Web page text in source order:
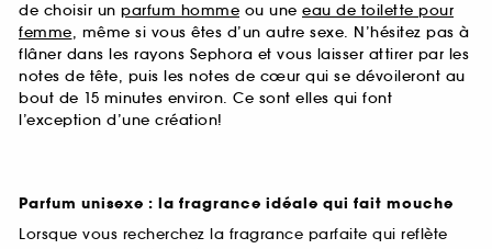
de choisir un parfum homme ou une eau de toilette pour
femme, même si vous êtes d’un autre sexe. N’hésitez pas à
flâner dans les rayons Sephora et vous laisser attirer par les
notes de tête, puis les notes de cœur qui se dévoileront au
bout de 15 minutes environ. Ce sont elles qui font
l’exception d’une création!
Parfum unisexe : la fragrance idéale qui fait mouche
Lorsque vous recherchez la fragrance parfaite qui reflète